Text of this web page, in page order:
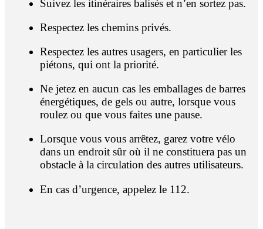
Suivez les itinéraires balisés et n’en sortez pas.
Respectez les chemins privés.
Respectez les autres usagers, en particulier les
piétons, qui ont la priorité.
Ne jetez en aucun cas les emballages de barres
énergétiques, de gels ou autre, lorsque vous
roulez ou que vous faites une pause.
Lorsque vous vous arrêtez, garez votre vélo
dans un endroit sûr où il ne constituera pas un
obstacle à la circulation des autres utilisateurs.
En cas d’urgence, appelez le 112.